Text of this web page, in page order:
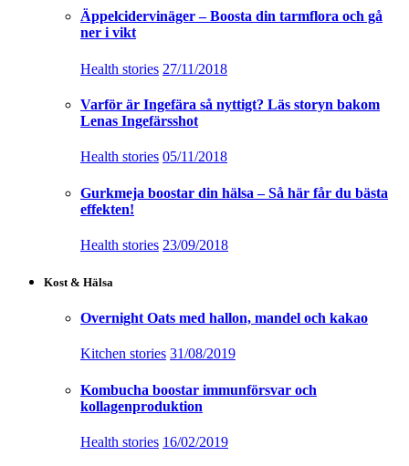
Äppelcidervinäger – Boosta din tarmflora och gå
ner i vikt
Health stories 27/11/2018
Varför är Ingefära så nyttigt? Läs storyn bakom
Lenas Ingefärsshot
Health stories 05/11/2018
Gurkmeja boostar din hälsa – Så här får du bästa
effekten!
Health stories 23/09/2018
Kost & Hälsa
Overnight Oats med hallon, mandel och kakao
Kitchen stories 31/08/2019
Kombucha boostar immunförsvar och
kollagenproduktion
Health stories 16/02/2019